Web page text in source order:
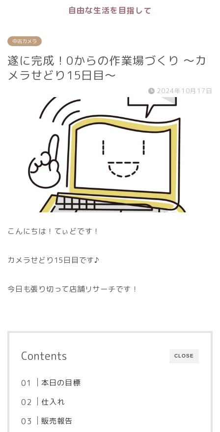
自由な生活を目指して
中古カメラ
遂に完成！0からの作業場づくり 〜カ
メラせどり15日目〜
2024年10月17日
こんにちは！てぃどです！
カメラせどり15日目です♪
今日も張り切って店舗リサーチです！
CLOSE
Contents
本日の目標
仕入れ
販売報告